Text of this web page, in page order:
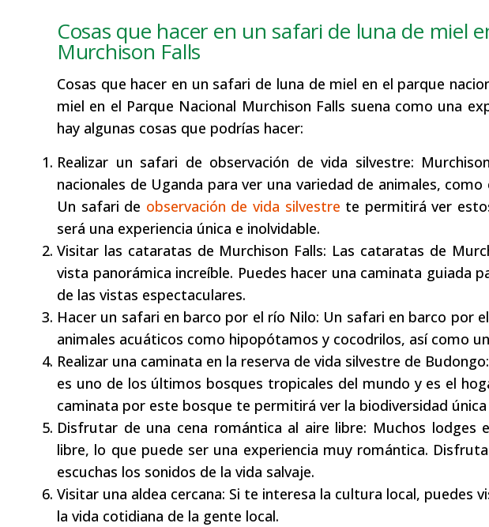
Cosas que hacer en un safari de luna de miel
Murchison Falls
Cosas que hacer en un safari de luna de miel en el parque
miel en el Parque Nacional Murchison Falls suena como una
hay algunas cosas que podrías hacer:
Realizar un safari de observación de vida silvestre:
nacionales de Uganda para ver una variedad de animales,
Un safari de observación de vida silvestre te permitirá ver
será una experiencia única e inolvidable.
Visitar las cataratas de Murchison Falls: Las cataratas de
vista panorámica increíble. Puedes hacer una caminata guiada
de las vistas espectaculares.
Hacer un safari en barco por el río Nilo: Un safari en barco por
animales acuáticos como hipopótamos y cocodrilos, así como
Realizar una caminata en la reserva de vida silvestre de
es uno de los últimos bosques tropicales del mundo y es el
caminata por este bosque te permitirá ver la biodiversidad única
Disfrutar de una cena romántica al aire libre: Muchos lodges
libre, lo que puede ser una experiencia muy romántica.
escuchas los sonidos de la vida salvaje.
Visitar una aldea cercana: Si te interesa la cultura local, puedes
la vida cotidiana de la gente local.